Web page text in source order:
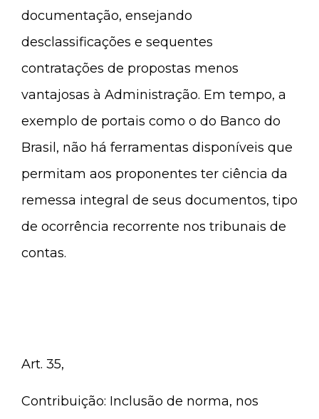
documentação, ensejando
desclassificações e sequentes
contratações de propostas menos
vantajosas à Administração. Em tempo, a
exemplo de portais como o do Banco do
Brasil, não há ferramentas disponíveis que
permitam aos proponentes ter ciência da
remessa integral de seus documentos, tipo
de ocorrência recorrente nos tribunais de
contas.
Art. 35,
Contribuição: Inclusão de norma, nos